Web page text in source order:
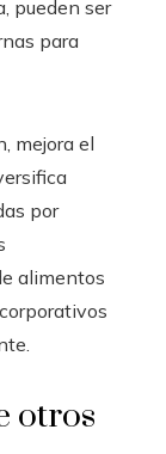
pueden ser
para
mejora el
por
alimentos
otros